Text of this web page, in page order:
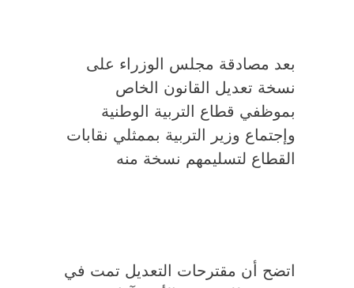
بعد مصادقة مجلس الوزراء على
نسخة تعديل القانون الخاص
بموظفي قطاع التربية الوطنية
وإجتماع وزير التربية بممثلي نقابات
القطاع لتسليمهم نسخة منه
اتضح أن مقترحات التعديل تمت في